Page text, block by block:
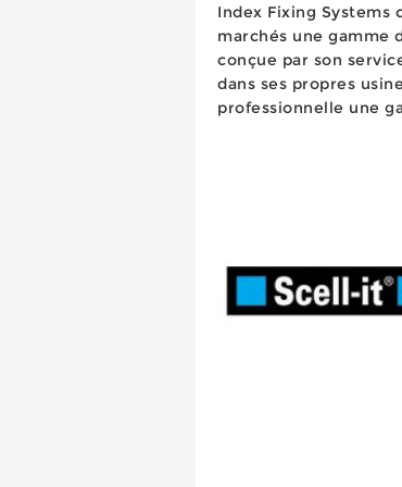
Index Fixing Systems
marchés une gamme
conçue par son
dans ses propres
professionnelle une